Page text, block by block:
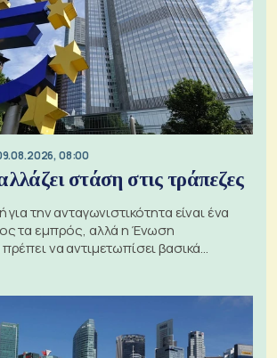
08:00
στάση στις τράπεζες
για την ανταγωνιστικότητα είναι ένα
τα εμπρός, αλλά η Ένωση
να αντιμετωπίσει βασικά